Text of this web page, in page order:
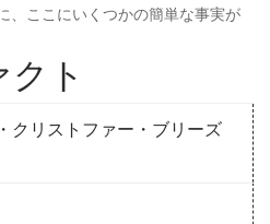
、ここにいくつかの簡単な事実が
ト
クリストファー・ブリーズ